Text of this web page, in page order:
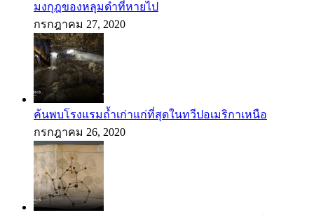
มงกุฎของหลุมดำที่หายไป
กรกฎาคม 27, 2020
ค้นพบโรงแรมถ้ำเก่าแก่ที่สุดในทวีปอเมริกาเหนือ
กรกฎาคม 26, 2020